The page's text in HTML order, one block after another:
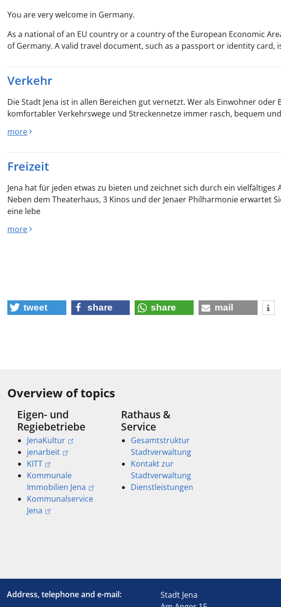
You are very welcome in Germany.
As a national of an EU country or a country of the European Economic
of Germany. A valid travel document, such as a passport or identity card,
Verkehr
Die Stadt Jena ist in allen Bereichen gut vernetzt. Wer als Einwohner
komfortabler Verkehrswege und Streckennetze immer rasch, bequem
more
Freizeit
Jena hat für jeden etwas zu bieten und zeichnet sich durch ein
Neben dem Theaterhaus, 3 Kinos und der Jenaer Philharmonie erwartet
eine lebe
more
tweet share share mail
Overview of topics
Eigen- und
Regiebetriebe
JenaKultur
jenarbeit
KITT
Kommunale
Immobilien Jena
Kommunalservice
Jena
Rathaus &
Service
Gesamtstruktur
Stadtverwaltung
Kontakt zur
Stadtverwaltung
Dienstleistungen
Address, telephone and e-mail:
Stadt Jena